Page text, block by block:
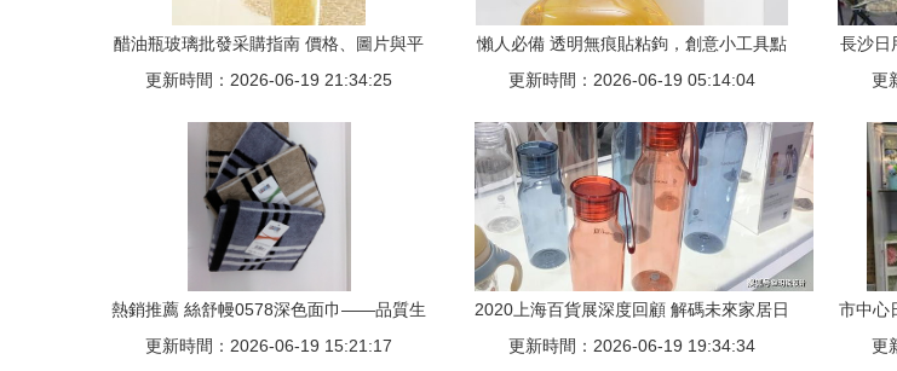
醋油瓶玻璃批發采購指南 價格、圖片與平
臺推薦
更新時間：2026-06-19 21:34:25
懶人必備 透明無痕貼粘鉤，創意小工具點
亮家居生活
更新時間：2026-06-19 05:14:04
長沙日
更
熱銷推薦 絲舒幔0578深色面巾——品質生
活的精致之選
更新時間：2026-06-19 15:21:17
2020上海百貨展深度回顧 解碼未來家居日
用品消費新趨勢
更新時間：2026-06-19 19:34:34
市中心
更